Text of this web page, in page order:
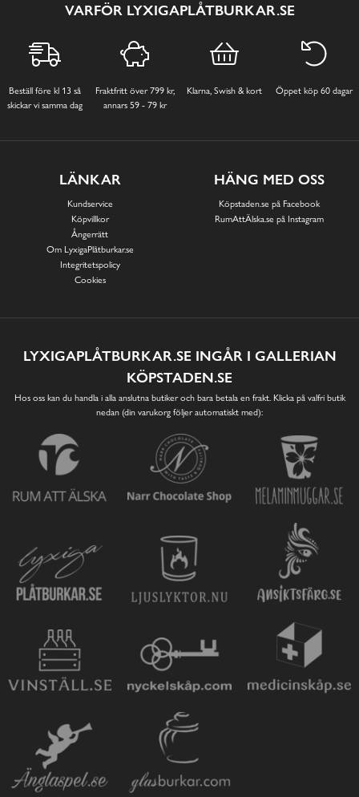
VARFÖR LYXIGAPLÅTBURKAR.SE
Beställ före kl 13 så
skickar vi samma dag
Fraktfritt över 799 kr,
annars 59 - 79 kr
Klarna, Swish & kort Öppet köp 60 dagar
LÄNKAR
Kundservice
Köpvillkor
Ångerrätt
Om LyxigaPlåtburkar.se
Integritetspolicy
Cookies
HÄNG MED OSS
Köpstaden.se på Facebook
RumAttÄlska.se på Instagram
LYXIGAPLÅTBURKAR.SE INGÅR I GALLERIAN
KÖPSTADEN.SE
Hos oss kan du handla i alla anslutna butiker och bara betala en frakt. Klicka på valfri butik
nedan (din varukorg följer automatiskt med):